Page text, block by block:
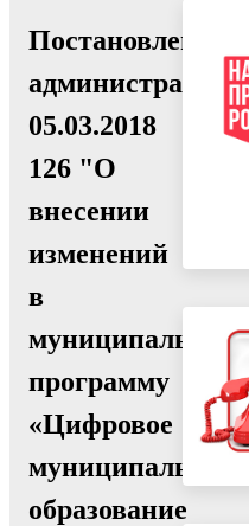
Постановление
администрации
05.03.2018
126 "О
внесении
изменений
в
муниципальную
программу
«Цифровое
муниципальное
образование